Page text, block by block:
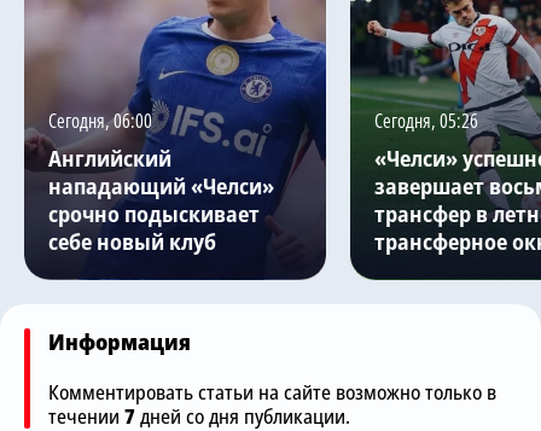
Сегодня, 06:00
Английский
нападающий «Челси»
срочно подыскивает
себе новый клуб
Сегодня, 05:26
«Челси»
завершает
трансфер в
трансферное
Информация
Комментировать статьи на сайте возможно только в
течении 7дней со дня публикации.